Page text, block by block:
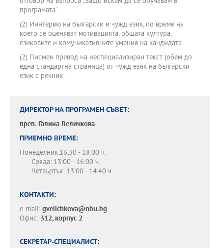
програмата“
(2) Иинтервю на български и чужд език, по време на
което се оценяват мотивацията, общата култура,
езиковите и комуникативните умения на кандидата.
(2) Писмен превод на неспециализиран текст (обем до
една стандартна страница) от чужд език на български
език с речник;
ДИРЕКТОР НА ПРОГРАМЕН СЪВЕТ:
преп. Галина Величкова
ПРИЕМНО ВРЕМЕ:
Понеделник:16:30 - 18:00 ч.
Сряда: 13:00 - 16:00 ч.
Четвъртък: 13:00 - 14:40 ч.
КОНТАКТИ:
e-mail: gvelichkova@nbu.bg
Офис: 312, корпус 2
СЕКРЕТАР-СПЕЦИАЛИСТ: